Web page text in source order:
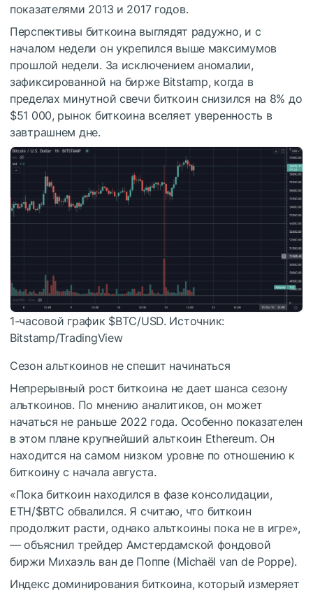
показателями 2013 и 2017 годов.
Перспективы биткоина выглядят радужно, и с
началом недели он укрепился выше максимумов
прошлой недели. За исключением аномалии,
зафиксированной на бирже Bitstamp, когда в
пределах минутной свечи биткоин снизился на 8% до
$51 000, рынок биткоина вселяет уверенность в
завтрашнем дне.
1-часовой график $BTC/USD. Источник:
Bitstamp/TradingView
Сезон альткоинов не спешит начинаться
Непрерывный рост биткоина не дает шанса сезону
альткоинов. По мнению аналитиков, он может
начаться не раньше 2022 года. Особенно показателен
в этом плане крупнейший альткоин Ethereum. Он
находится на самом низком уровне по отношению к
биткоину с начала августа.
«Пока биткоин находился в фазе консолидации,
ETH/$BTC обвалился. Я считаю, что биткоин
продолжит расти, однако альткоины пока не в игре»,
— объяснил трейдер Амстердамской фондовой
биржи Михаэль ван де Поппе (Michaël van de Poppe).
Индекс доминирования биткоина, который измеряет